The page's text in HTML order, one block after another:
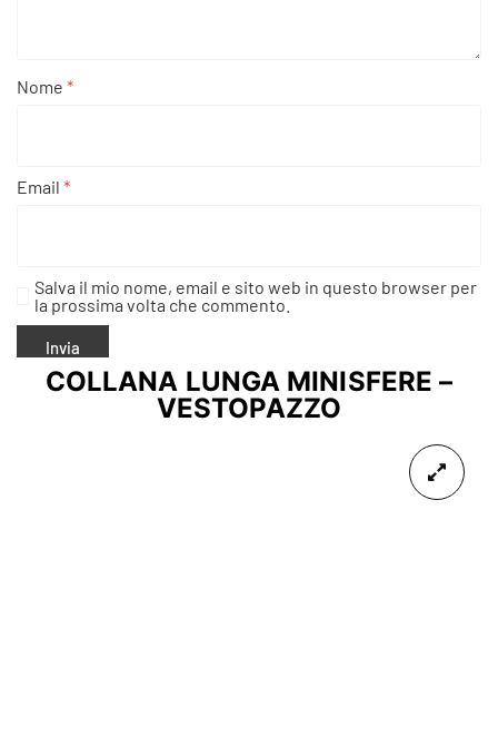
Nome *
Email *
Salva il mio nome, email e sito web in questo browser per
la prossima volta che commento.
COLLANA LUNGA MINISFERE –
VESTOPAZZO